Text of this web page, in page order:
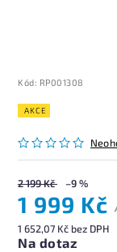
Kód: RP001308
AKCE
2 199 Kč –9 %
1 999 Kč
1 652,07 Kč bez DPH
Na dotaz